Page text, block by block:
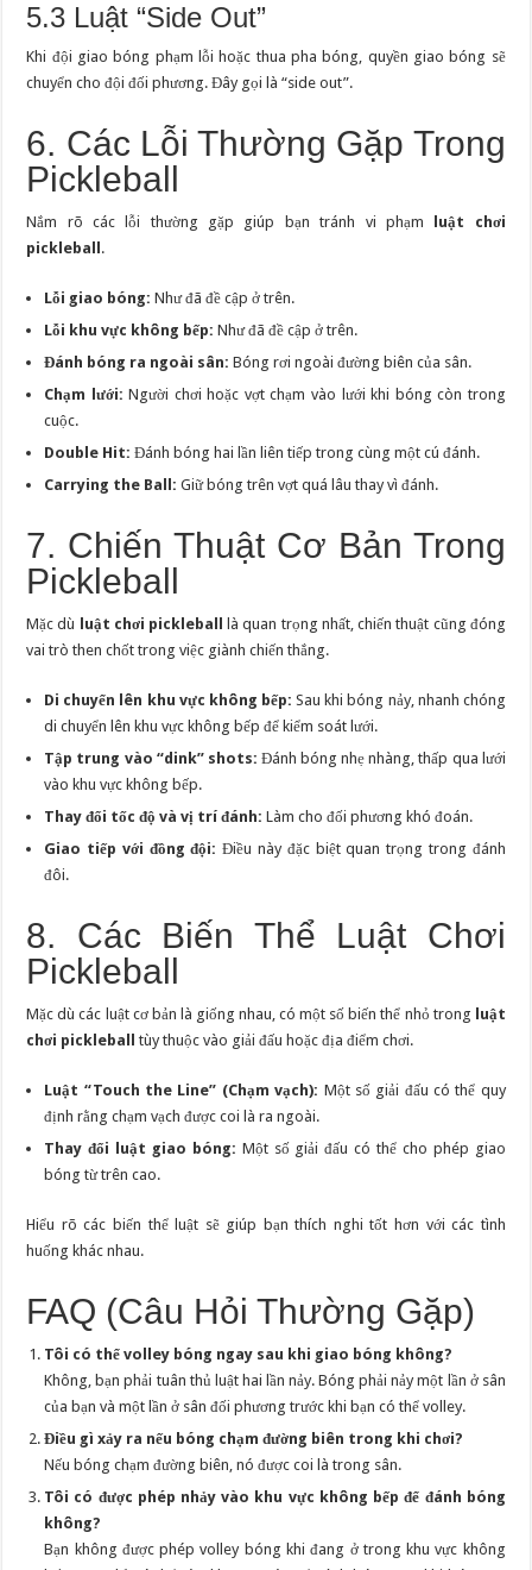
5.3 Luật “Side Out”
Khi đội giao bóng phạm lỗi hoặc thua pha bóng, quyền giao bóng sẽ
chuyển cho đội đối phương. Đây gọi là “side out”.
6. Các Lỗi Thường Gặp Trong
Pickleball
Nắm rõ các lỗi thường gặp giúp bạn tránh vi phạm
luật chơi
pickleball .
Lỗi giao bóng: Như đã đề cập ở trên.
Lỗi khu vực không bếp: Như đã đề cập ở trên.
Đánh bóng ra ngoài sân: Bóng rơi ngoài đường biên của sân.
Chạm lưới: Người chơi hoặc vợt chạm vào lưới khi bóng còn trong
cuộc.
Double Hit: Đánh bóng hai lần liên tiếp trong cùng một cú đánh.
Carrying the Ball: Giữ bóng trên vợt quá lâu thay vì đánh.
7. Chiến Thuật Cơ Bản Trong
Pickleball
Mặc dù luật chơi pickleball
là quan trọng nhất, chiến thuật cũng đóng
vai trò then chốt trong việc giành chiến thắng.
Di chuyển lên khu vực không bếp: Sau khi bóng nảy, nhanh chóng
di chuyển lên khu vực không bếp để kiểm soát lưới.
Tập trung vào “dink” shots: Đánh bóng nhẹ nhàng, thấp qua lưới
vào khu vực không bếp.
Thay đổi tốc độ và vị trí đánh: Làm cho đối phương khó đoán.
Giao tiếp với đồng đội: Điều này đặc biệt quan trọng trong đánh
đôi.
8. Các Biến Thể Luật Chơi
Pickleball
Mặc dù các luật cơ bản là giống nhau, có một số biến thể nhỏ trong luật
chơi pickleball
tùy thuộc vào giải đấu hoặc địa điểm chơi.
Luật “Touch the Line” (Chạm vạch): Một số giải đấu có thể quy
định rằng chạm vạch được coi là ra ngoài.
Thay đổi luật giao bóng: Một số giải đấu có thể cho phép giao
bóng từ trên cao.
Hiểu rõ các biến thể luật sẽ giúp bạn thích nghi tốt hơn với các tình
huống khác nhau.
FAQ (Câu Hỏi Thường Gặp)
Tôi có thể volley bóng ngay sau khi giao bóng không?
Không, bạn phải tuân thủ luật hai lần nảy. Bóng phải nảy một lần ở sân
của bạn và một lần ở sân đối phương trước khi bạn có thể volley.
Điều gì xảy ra nếu bóng chạm đường biên trong khi chơi?
Nếu bóng chạm đường biên, nó được coi là trong sân.
Tôi có được phép nhảy vào khu vực không bếp để đánh bóng
không?
Bạn không được phép volley bóng khi đang ở trong khu vực không